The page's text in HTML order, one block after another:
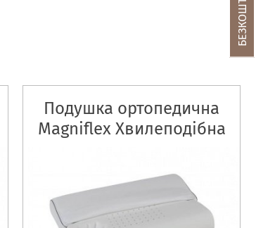
Подушка ортопедична
Magniflex Хвилеподібна